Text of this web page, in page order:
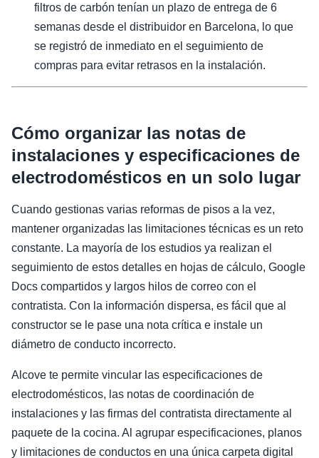
filtros de carbón tenían un plazo de entrega de 6
semanas desde el distribuidor en Barcelona, lo que
se registró de inmediato en el seguimiento de
compras para evitar retrasos en la instalación.
Cómo organizar las notas de
instalaciones y especificaciones de
electrodomésticos en un solo lugar
Cuando gestionas varias reformas de pisos a la vez,
mantener organizadas las limitaciones técnicas es un reto
constante. La mayoría de los estudios ya realizan el
seguimiento de estos detalles en hojas de cálculo, Google
Docs compartidos y largos hilos de correo con el
contratista. Con la información dispersa, es fácil que al
constructor se le pase una nota crítica e instale un
diámetro de conducto incorrecto.
Alcove te permite vincular las especificaciones de
electrodomésticos, las notas de coordinación de
instalaciones y las firmas del contratista directamente al
paquete de la cocina. Al agrupar especificaciones, planos
y limitaciones de conductos en una única carpeta digital